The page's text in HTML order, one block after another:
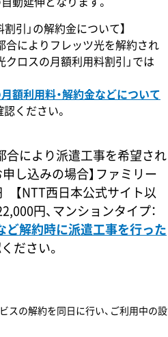
引」の解約金について】
合によりフレッツ光を解約され
クロスの月額利用料割引」では
額利用料・解約金などについて
ください。
合により派遣工事を希望され
し込みの場合】ファミリー
【NTT西日本公式サイト以
円、マンションタイプ：
ど解約時に派遣工事を行った
ださい。
スの解約を同日に行い、ご利用中の設